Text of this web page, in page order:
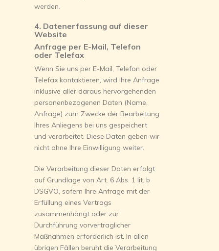
werden.
4. Datenerfassung auf dieser
Website
Anfrage per E-Mail, Telefon
oder Telefax
Wenn Sie uns per E-Mail, Telefon oder
Telefax kontaktieren, wird Ihre Anfrage
inklusive aller daraus hervorgehenden
personenbezogenen Daten (Name,
Anfrage) zum Zwecke der Bearbeitung
Ihres Anliegens bei uns gespeichert
und verarbeitet. Diese Daten geben wir
nicht ohne Ihre Einwilligung weiter.
Die Verarbeitung dieser Daten erfolgt
auf Grundlage von Art. 6 Abs. 1 lit. b
DSGVO, sofern Ihre Anfrage mit der
Erfüllung eines Vertrags
zusammenhängt oder zur
Durchführung vorvertraglicher
Maßnahmen erforderlich ist. In allen
übrigen Fällen beruht die Verarbeitung